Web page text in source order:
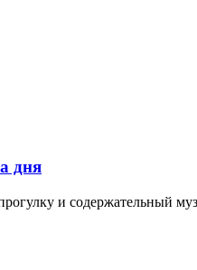
дня
и содержательный